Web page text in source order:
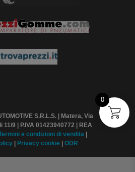
S.R.L.S. | Matera, Via
11/9 | P.IVA 01423940772 | REA
e condizioni di vendita
Privacy cookie ODR
0